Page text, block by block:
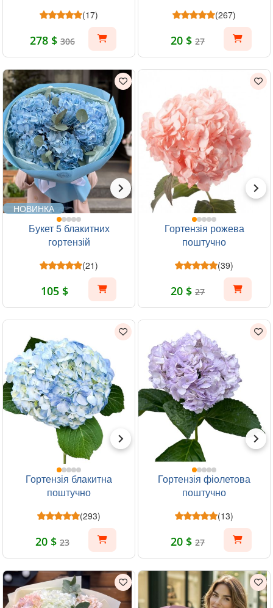
(17)
278 $ 306
(267)
20 $ 27
НОВИНКА
Букет 5 блакитних
гортензій
(21)
105 $
Гортензія рожева
поштучно
(39)
20 $ 27
Гортензія блакитна
поштучно
(293)
20 $ 23
Гортензія фіолетова
поштучно
(13)
20 $ 27